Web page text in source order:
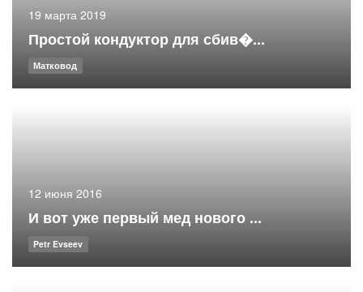
19 марта 2019
Простой кондуктор для сбив�...
Матковод
12 июня 2016
И вот уже первый мед нового ...
Petr Evseev